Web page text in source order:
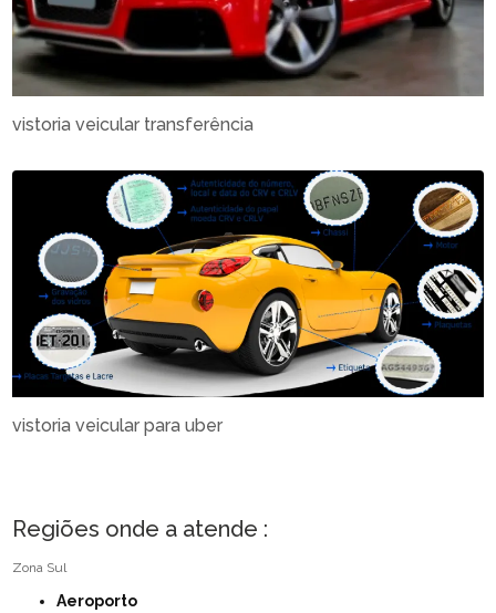
vistoria veicular transferência
vistoria veicular para uber
Regiões onde a atende :
Zona Sul
Aeroporto